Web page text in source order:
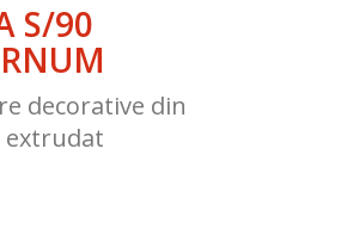
S/90
decorative din